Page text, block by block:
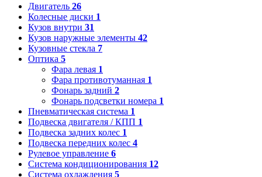
Двигатель 26
Колесные диски 1
Кузов внутри 31
Кузов наружные элементы 42
Кузовные стекла 7
Оптика 5
Фара левая 1
Фара противотуманная 1
Фонарь задний 2
Фонарь подсветки номера 1
Пневматическая система 1
Подвеска двигателя / КПП 1
Подвеска задних колес 1
Подвеска передних колес 4
Рулевое управление 6
Система кондиционирования 12
Система охлаждения 5